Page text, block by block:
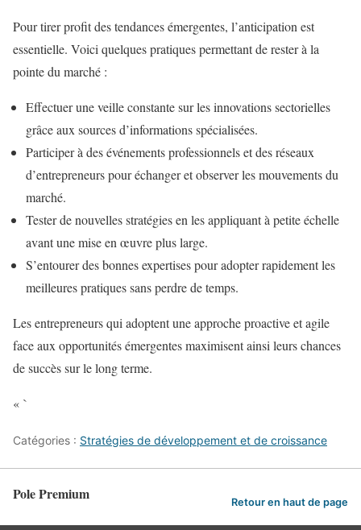
Pour tirer profit des tendances émergentes, l’anticipation est
essentielle. Voici quelques pratiques permettant de rester à la
pointe du marché :
Effectuer une veille constante sur les innovations sectorielles
grâce aux sources d’informations spécialisées.
Participer à des événements professionnels et des réseaux
d’entrepreneurs pour échanger et observer les mouvements du
marché.
Tester de nouvelles stratégies en les appliquant à petite échelle
avant une mise en œuvre plus large.
S’entourer des bonnes expertises pour adopter rapidement les
meilleures pratiques sans perdre de temps.
Les entrepreneurs qui adoptent une approche proactive et agile
face aux opportunités émergentes maximisent ainsi leurs chances
de succès sur le long terme.
« `
Catégories : Stratégies de développement et de croissance
Pole Premium Retour en haut de page